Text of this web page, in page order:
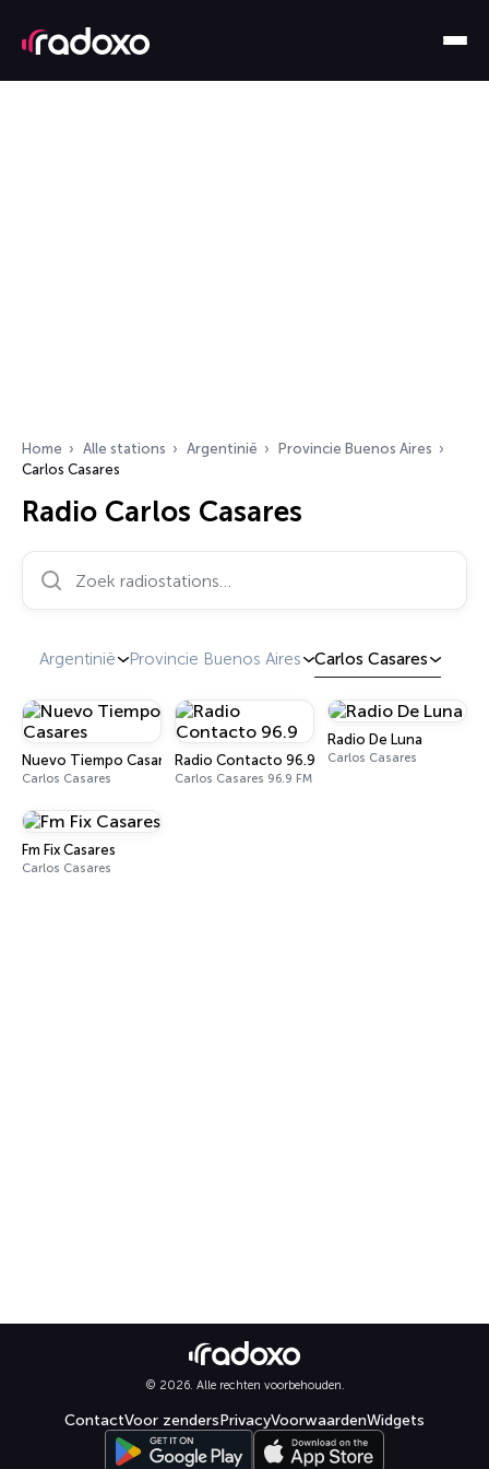
Home Alle stations Argentinië
Provincie Buenos Aires
Carlos Casares
Radio Carlos Casares
Argentinië Provincie Buenos Aires Carlos Casares
Nuevo Tiempo Casares
Carlos Casares
Radio Contacto 96.9
Carlos Casares 96.9 FM
Radio De Luna
Carlos Casares
Fm Fix Casares
Carlos Casares
© 2026. Alle rechten voorbehouden.
ContactVoor zendersPrivacyVoorwaardenWidgets